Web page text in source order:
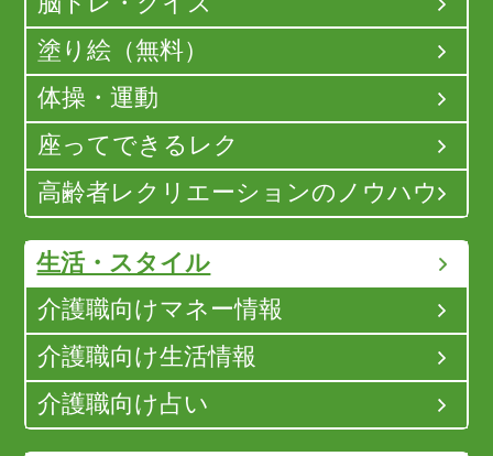
塗り絵（無料）
体操・運動
座ってできるレク
高齢者レクリエーションのノウハウ
生活・スタイル
介護職向けマネー情報
介護職向け生活情報
介護職向け占い